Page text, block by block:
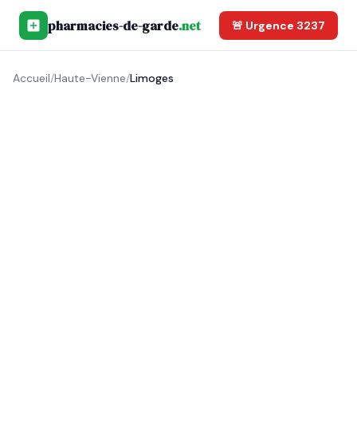
pharmacies-de-garde.net 🚨 Urgence 3237
Accueil/Haute-Vienne/Limoges